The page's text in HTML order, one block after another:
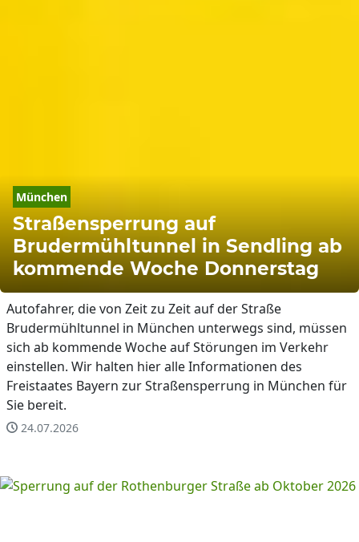
München
Straßensperrung auf
Brudermühltunnel in Sendling ab
kommende Woche Donnerstag
Autofahrer, die von Zeit zu Zeit auf der Straße
Brudermühltunnel in München unterwegs sind, müssen
sich ab kommende Woche auf Störungen im Verkehr
einstellen. Wir halten hier alle Informationen des
Freistaates Bayern zur Straßensperrung in München für
Sie bereit.
24.07.2026